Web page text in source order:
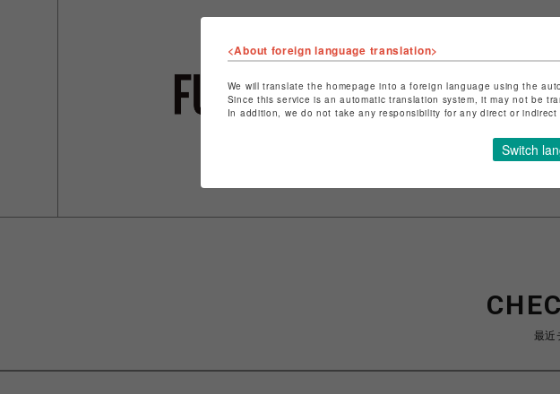
ショップ名
特定商取引法など法令に基
ショップお問い合わせはこ
最近
<About foreign language translation>
We will translate the homepage into a foreign language using the
Since this service is an automatic translation system, it may not be
In addition, we do not take any responsibility for any direct or
Switch